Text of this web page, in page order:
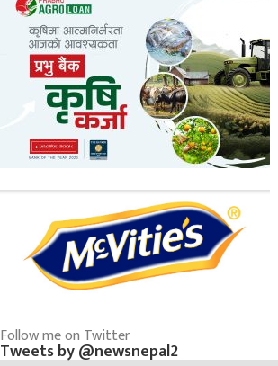
Follow me on Twitter
Tweets by @newsnepal2